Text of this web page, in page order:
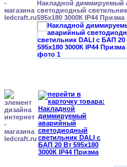
Накладной диммируемый
светодиодный
595x180 3000К IP44 Призма